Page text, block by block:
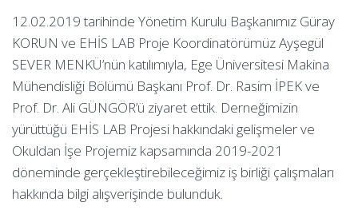
12.02.2019 tarihinde Yönetim Kurulu Başkanımız Güray
KORUN ve EHİS LAB Proje Koordinatörümüz Ayşegül
SEVER MENKÜ’nün katılımıyla, Ege Üniversitesi Makina
Mühendisliği Bölümü Başkanı Prof. Dr. Rasim İPEK ve
Prof. Dr. Ali GÜNGÖR’ü ziyaret ettik. Derneğimizin
yürüttüğü EHİS LAB Projesi hakkındaki gelişmeler ve
Okuldan İşe Projemiz kapsamında 2019-2021
döneminde gerçekleştirebileceğimiz iş birliği çalışmaları
hakkında bilgi alışverişinde bulunduk.